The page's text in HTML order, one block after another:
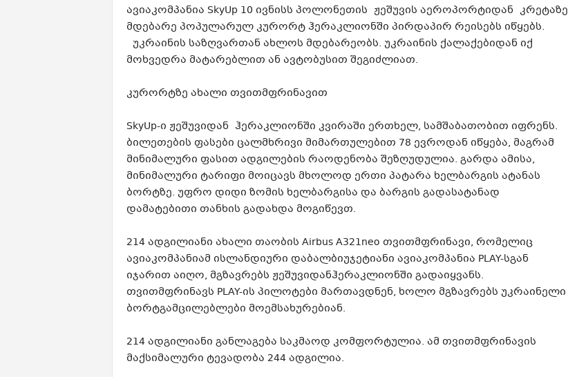
ავიაკომპანია SkyUp 10 ივნისს პოლონეთის ჟეშუვის აეროპორტიდან კრეტაზე
მდებარე პოპულარულ კურორტ ჰერაკლიონში პირდაპირ რეისებს იწყებს.
უკრაინის საზღვართან ახლოს მდებარეობს. უკრაინის ქალაქებიდან იქ
მოხვედრა მატარებლით ან ავტობუსით შეგიძლიათ.
კურორტზე ახალი თვითმფრინავით
SkyUp-ი ჟეშუვიდან ჰერაკლიონში კვირაში ერთხელ, სამშაბათობით იფრენს.
ბილეთების ფასები ცალმხრივი მიმართულებით 78 ევროდან იწყება, მაგრამ
მინიმალური ფასით ადგილების რაოდენობა შეზღუდულია. გარდა ამისა,
მინიმალური ტარიფი მოიცავს მხოლოდ ერთი პატარა ხელბარგის ატანას
ბორტზე. უფრო დიდი ზომის ხელბარგისა და ბარგის გადასატანად
დამატებითი თანხის გადახდა მოგიწევთ.
214 ადგილიანი ახალი თაობის Airbus A321neo თვითმფრინავი, რომელიც
ავიაკომპანიამ ისლანდიური დაბალბიუჯეტიანი ავიაკომპანია PLAY-სგან
იჯარით აიღო, მგზავრებს ჟეშუვიდანჰერაკლიონში გადაიყვანს.
თვითმფრინავს PLAY-ის პილოტები მართავდნენ, ხოლო მგზავრებს უკრაინელი
ბორტგამცილებლები მოემსახურებიან.
214 ადგილიანი განლაგება საკმაოდ კომფორტულია. ამ თვითმფრინავის
მაქსიმალური ტევადობა 244 ადგილია.